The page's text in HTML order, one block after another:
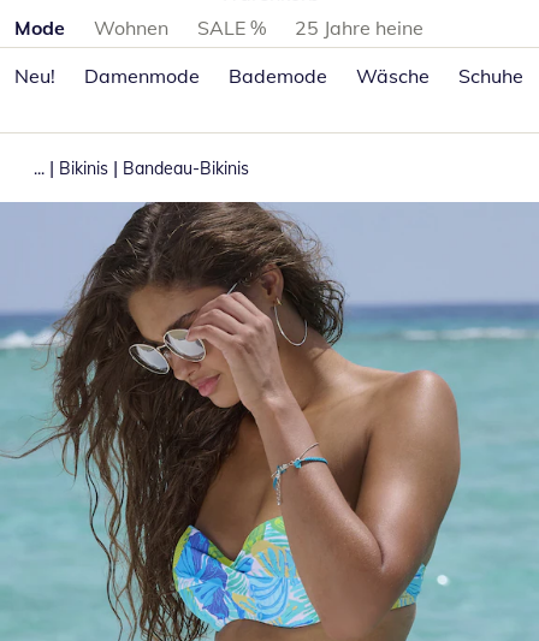
Produktkategorien überspringen
Mode Wohnen SALE %
25 Jahre heine
Neu!
Damenmode Bademode Wäsche Schuhe
... | Bikinis | Bandeau-Bikinis